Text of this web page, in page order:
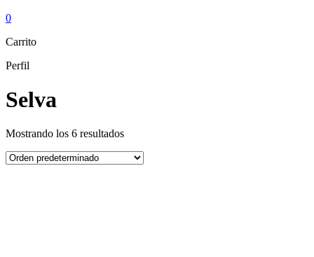
0
Carrito
Perfil
Selva
Mostrando los 6 resultados